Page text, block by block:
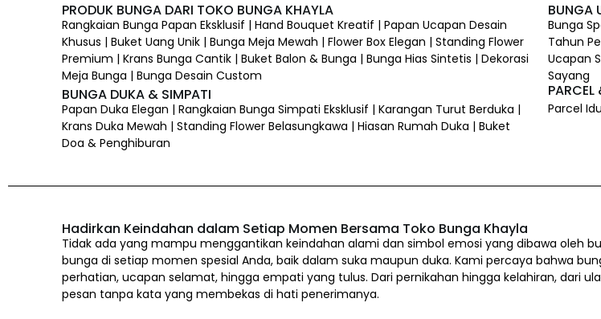
PRODUK BUNGA DARI TOKO BUNGA KHAYLA
Rangkaian Bunga Papan Eksklusif | Hand Bouquet Kreatif | Papan Ucapan Desain
Khusus | Buket Uang Unik | Bunga Meja Mewah | Flower Box Elegan | Standing Flower
Premium | Krans Bunga Cantik | Buket Balon & Bunga | Bunga Hias Sintetis | Dekorasi
Meja Bunga | Bunga Desain Custom
BUNGA DUKA & SIMPATI
Papan Duka Elegan | Rangkaian Bunga Simpati Eksklusif | Karangan Turut Berduka |
Krans Duka Mewah | Standing Flower Belasungkawa | Hiasan Rumah Duka | Buket
Doa & Penghiburan
BUNGA
Bunga
Tahun
Ucapan
Sayang
PARCEL
Parcel
Hadirkan Keindahan dalam Setiap Momen Bersama Toko Bunga Khayla
Tidak ada yang mampu menggantikan keindahan alami dan simbol emosi yang dibawa oleh
bunga di setiap momen spesial Anda, baik dalam suka maupun duka. Kami percaya bahwa
perhatian, ucapan selamat, hingga empati yang tulus. Dari pernikahan hingga kelahiran, dari
pesan tanpa kata yang membekas di hati penerimanya.